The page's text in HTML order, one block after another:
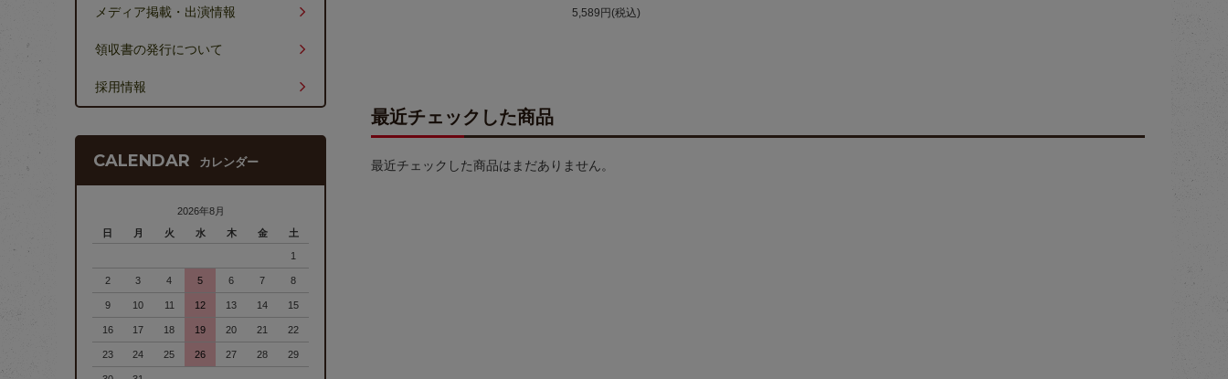
5,589円(税込)
最近チェックした商品
最近チェックした商品はまだありません。
メディア掲載・出演情報
領収書の発行について
採用情報
CALENDAR カレンダー
2026年8月
日
月 火 水 木 金 土
1
2 3 4 5 6 7 8
9 10 11 12 13 14 15
16 17 18 19 20 21 22
23 24 25 26 27 28 29